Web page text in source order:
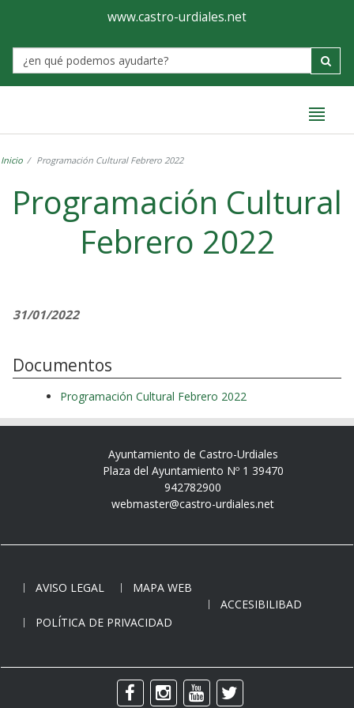
Ayuntamiento
de
Castro-
www.castro-urdiales.net
Label
Inicio Programación Cultural Febrero 2022
Programación Cultural
Febrero 2022
31/01/2022
Documentos
Programación Cultural Febrero 2022
Ayuntamiento de Castro-Urdiales
Plaza del Ayuntamiento Nº 1 39470
942782900
webmaster@castro-urdiales.net
AVISO LEGAL
MAPA WEB
ACCESIBILIBAD
POLÍTICA DE PRIVACIDAD